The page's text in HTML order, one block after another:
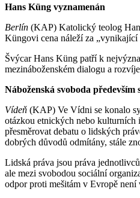
Hans Küng vyznamenán
Berlín (KAP) Katolický teolog
Küngovi cena náleží za
Švýcar Hans Küng patří k
mezináboženském dialogu a
Náboženská svoboda především
Vídeň (KAP) Ve Vídni se konalo
otázkou etnických nebo kulturních
přesměrovat debatu o lidských
dobrých důvodů odmítány, stále
Lidská práva jsou práva
ale mezi svobodou sociální
odpor proti mešitám v Evropě